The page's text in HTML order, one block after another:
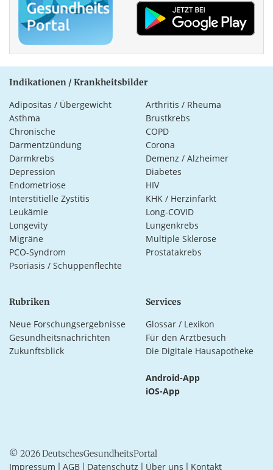
Indikationen / Krankheitsbilder
Adipositas / Übergewicht
Arthritis / Rheuma
Asthma
Brustkrebs
Chronische
Darmentzündung
COPD
Corona
Darmkrebs
Demenz / Alzheimer
Depression
Diabetes
Endometriose
HIV
Interstitielle Zystitis
KHK / Herzinfarkt
Leukämie
Long-COVID
Longevity
Lungenkrebs
Migräne
Multiple Sklerose
PCO-Syndrom
Prostatakrebs
Psoriasis / Schuppenflechte
Rubriken
Neue Forschungsergebnisse
Gesundheitsnachrichten
Zukunftsblick
Services
Glossar / Lexikon
Für den Arztbesuch
Die Digitale Hausapotheke
Android-App
iOS-App
© 2026 DeutschesGesundheitsPortal
Impressum AGB Datenschutz Über uns Kontakt